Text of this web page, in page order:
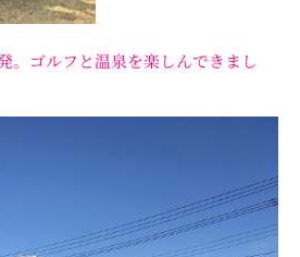
。ゴルフと温泉を楽しんできまし